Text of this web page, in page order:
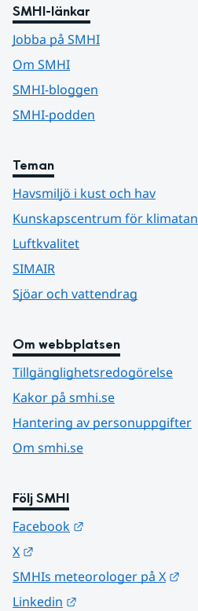
SMHI-länkar
Jobba på SMHI
Om SMHI
SMHI-bloggen
SMHI-podden
Teman
Havsmiljö i kust och hav
Kunskapscentrum för
Luftkvalitet
SIMAIR
Sjöar och vattendrag
Om webbplatsen
Tillgänglighetsredogörelse
Kakor på smhi.se
Hantering av personuppgifter
Om smhi.se
Följ SMHI
Facebook
X
SMHIs meteorologer på X
Linkedin